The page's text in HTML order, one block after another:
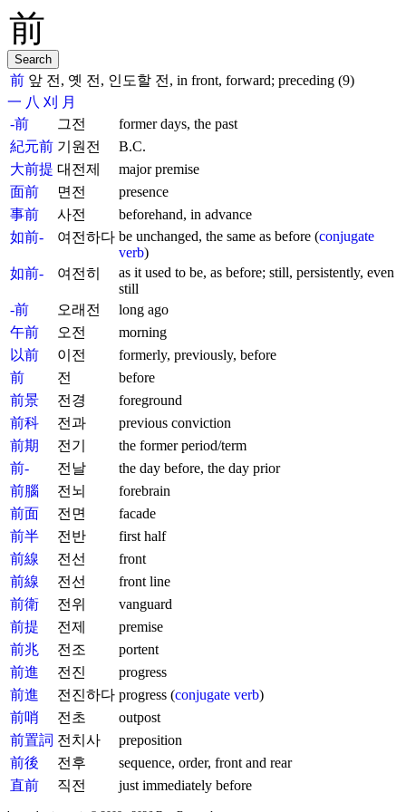
前 앞 전, 옛 전, 인도할 전, in front, forward; preceding (9)
一 八 刈
月
-前
그전
former days, the past
紀元前 기원전
B.C.
大前提 대전제
major premise
面前
면전
presence
事前
사전
beforehand, in advance
如前-
여전하다 be unchanged, the same as before (conjugate
verb)
如前-
여전히
as it used to be, as before; still, persistently, even
still
-前
오래전
long ago
午前
오전
morning
以前
이전
formerly, previously, before
前
전
before
前景
전경
foreground
前科
전과
previous conviction
前期
전기
the former period/term
前-
전날
the day before, the day prior
前腦
전뇌
forebrain
前面
전면
facade
前半
전반
first half
前線
전선
front
前線
전선
front line
前衛
전위
vanguard
前提
전제
premise
前兆
전조
portent
前進
전진
progress
前進
전진하다 progress (conjugate verb)
前哨
전초
outpost
前置詞 전치사
preposition
前後
전후
sequence, order, front and rear
直前
직전 just immediately before